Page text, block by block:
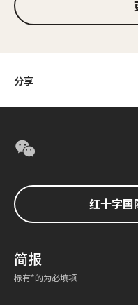
分享
红十字国
简报
标有*的为必填项